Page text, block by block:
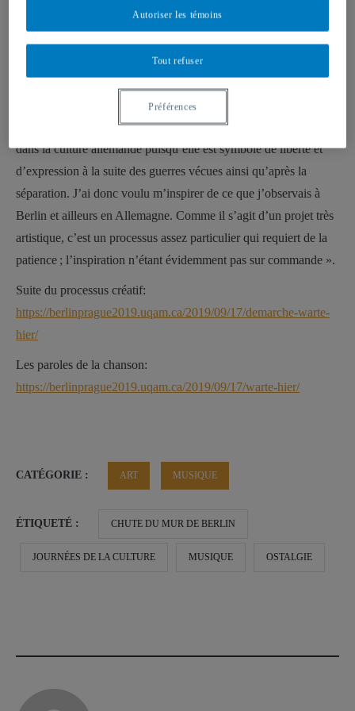
Melyssa Lemieux:
concernant l’ostalgie,
début était de créer une chanson. La musique est importante
dans la culture allemande puisqu’elle est symbole de liberté et
d’expression à la suite des guerres vécues ainsi qu’après la
séparation. J’ai donc voulu m’inspirer de ce que j’observais à
Berlin et ailleurs en Allemagne. Comme il s’agit d’un projet très
artistique, c’est un processus assez particulier qui requiert de la
patience ; l’inspiration n’étant évidemment pas sur commande ».
Suite du processus créatif:
https://berlinprague2019.uqam.ca/2019/09/17/demarche-warte-
hier/
Les paroles de la chanson:
https://berlinprague2019.uqam.ca/2019/09/17/warte-hier/
CATÉGORIE : ART MUSIQUE
ÉTIQUETÉ : CHUTE DU MUR DE BERLIN
JOURNÉES DE LA CULTURE MUSIQUE OSTALGIE
Tout refuser
Autoriser les témoins
Préférences